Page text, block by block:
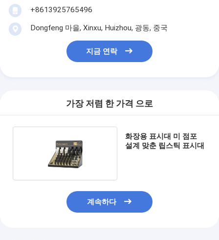
+8613925765496
Dongfeng 마을, Xinxu, Huizhou, 광동, 중국
지금 연락
가장 저렴 한 가격 으로
화장용 표시대 미 점포
설계 맞춘 립스틱 표시대
계속하다